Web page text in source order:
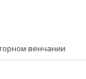
венчании